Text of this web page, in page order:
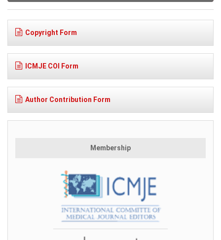
Copyright Form
ICMJE COI Form
Author Contribution Form
Membership